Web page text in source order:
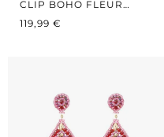
CLIP BOHO FLEUR
WHITE
REGULÄRER PREIS:
119,99 €